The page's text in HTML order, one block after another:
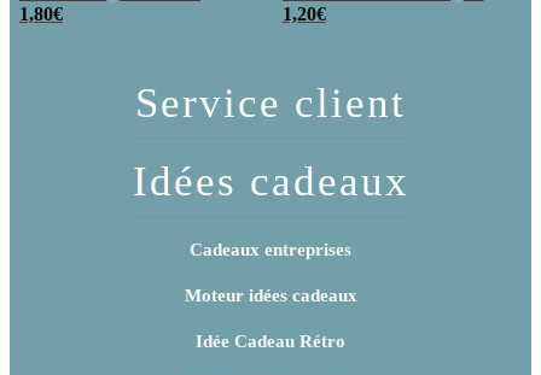
poudre (x20)
1,80€
x 3
1,20€
Service client
Idées cadeaux
Cadeaux entreprises
Moteur idées cadeaux
Idée Cadeau Rétro